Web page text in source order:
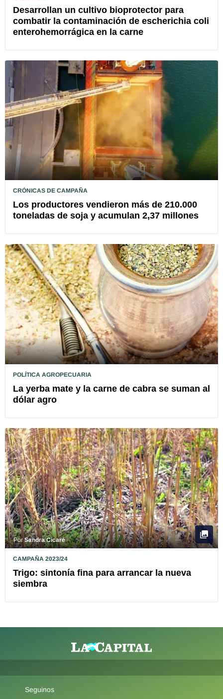
Desarrollan un cultivo bioprotector para
combatir la contaminación de escherichia coli
enterohemorrágica en la carne
CRÓNICAS DE CAMPAÑA
Los productores vendieron más de 210.000
toneladas de soja y acumulan 2,37 millones
POLÍTICA AGROPECUARIA
La yerba mate y la carne de cabra se suman al
dólar agro
PorSandra Cicaré
CAMPAÑA 2023/24
Trigo: sintonía fina para arrancar la nueva
siembra
Seguinos